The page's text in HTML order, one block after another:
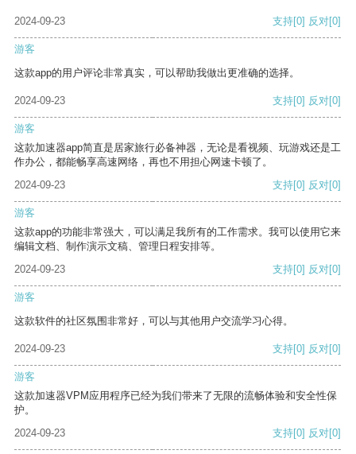
2024-09-23 支持[0] 反对[0]
游客
这款app的用户评论非常真实，可以帮助我做出更准确的选择。
2024-09-23 支持[0] 反对[0]
游客
这款加速器app简直是居家旅行必备神器，无论是看视频、玩游戏还是工
作办公，都能畅享高速网络，再也不用担心网速卡顿了。
2024-09-23
支持[0] 反对[0]
游客
这款app的功能非常强大，可以满足我所有的工作需求。我可以使用它来
编辑文档、制作演示文稿、管理日程安排等。
2024-09-23
支持[0] 反对[0]
游客
这款软件的社区氛围非常好，可以与其他用户交流学习心得。
2024-09-23 支持[0] 反对[0]
游客
这款加速器VPM应用程序已经为我们带来了无限的流畅体验和安全性保
护。
2024-09-23
支持[0] 反对[0]